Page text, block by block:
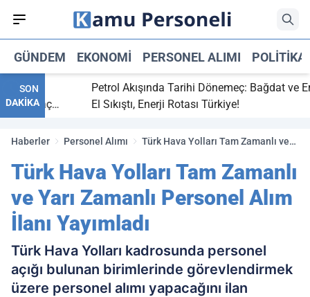
GÜNDEM EKONOMI PERSONEL ALIMI POLITIKA
SON
DAKİKA
bitti,
maç
Petrol Akışında Tarihi Dönemeç: Bağdat ve Erbil
El Sıkıştı, Enerji Rotası Türkiye!
Haberler Personel Alımı
Türk Hava Yolları Tam Zamanlı ve
Yayımladı
Türk Hava Yolları Tam Zamanlı
ve Yarı Zamanlı Personel Alım
İlanı Yayımladı
Türk Hava Yolları kadrosunda personel
açığı bulunan birimlerinde görevlendirmek
üzere personel alımı yapacağını ilan